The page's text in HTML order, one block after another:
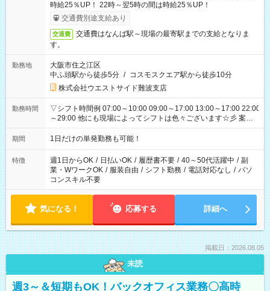
時給25％UP！ 22時～翌5時の間は時給25％UP！
交通費別途支給あり
交通費
交通費はなんば駅～現場の最寄駅までの支給となりま
す。
勤務地
大阪市住之江区
中ふ頭駅から徒歩5分 / コスモスクエア駅から徒歩10分
株式会社ウエストサイド難波支店
勤務時間
▽シフト時間例 07:00～10:00 09:00～17:00 13:00～17:00 22:00
～29:00 他にも現場によってシフトは色々ございます☆彡 案件
次第では午前中で終わるお仕事も...！
期間 1日だけの単発勤務も可能！
特徴 週1日からOK / 日払いOK / 履歴書不要 / 40～50代活躍中 / 副
業・WワークOK / 服装自由 / シフト勤務 / 電話対応なし / パソ
コンスキル不要
気になる！ 応募する 詳細へ
掲載日：2026.08.05
未読
週3～＆短期もOK！バックオフィス業務〇高時